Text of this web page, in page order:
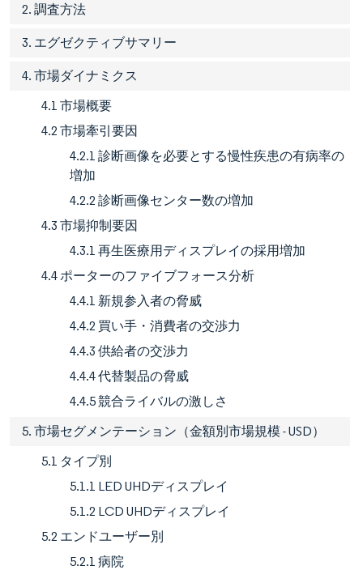
2. 調査方法
3. エグゼクティブサマリー
4. 市場ダイナミクス
4.1 市場概要
4.2 市場牽引要因
4.2.1 診断画像を必要とする慢性疾患の有病率の
増加
4.2.2 診断画像センター数の増加
4.3 市場抑制要因
4.3.1 再生医療用ディスプレイの採用増加
4.4 ポーターのファイブフォース分析
4.4.1 新規参入者の脅威
4.4.2 買い手・消費者の交渉力
4.4.3 供給者の交渉力
4.4.4 代替製品の脅威
4.4.5 競合ライバルの激しさ
5. 市場セグメンテーション（金額別市場規模 - USD）
5.1 タイプ別
5.1.1 LED UHDディスプレイ
5.1.2 LCD UHDディスプレイ
5.2 エンドユーザー別
5.2.1 病院